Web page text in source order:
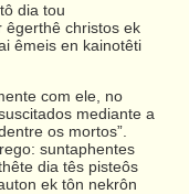
dia tou
êgerthê christos ek
êmeis en kainotêti
com ele, no
mediante a
os mortos”.
suntaphentes
dia tês pisteôs
ek tôn nekrôn